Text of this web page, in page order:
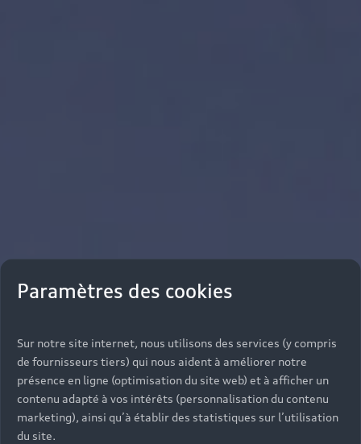
Paramètres des cookies
Sur notre site internet, nous utilisons des services (y compris
de fournisseurs tiers) qui nous aident à améliorer notre
présence en ligne (optimisation du site web) et à afficher un
contenu adapté à vos intérêts (personnalisation du contenu
marketing), ainsi qu’à établir des statistiques sur l’utilisation
du site.